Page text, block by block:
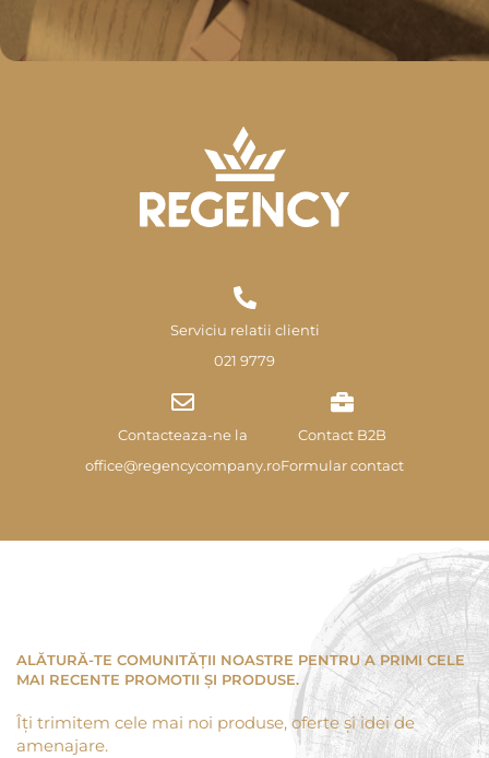
Serviciu relatii clienti
021 9779
Contacteaza-ne la
office@regencycompany.ro
Contact B2B
Formular contact
ALĂTURĂ-TE COMUNITĂȚII NOASTRE PENTRU A PRIMI CELE
MAI RECENTE PROMOTII ȘI PRODUSE.
Îți trimitem cele mai noi produse, oferte și idei de
amenajare.